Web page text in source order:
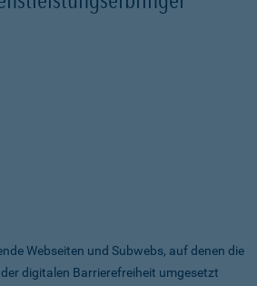
Webseiten und Subwebs, auf denen die
digitalen Barrierefreiheit umgesetzt